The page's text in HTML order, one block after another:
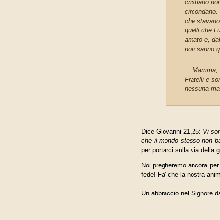
cristiano
circondano.
che
quelli che
amato e,
non sanno
Mamma,
Fratelli e
nessuna
Dice Giovanni 21,25: Vi
che il mondo stesso non
per portarci sulla via della
Noi pregheremo ancora
fede! Fa' che la nostra
Un abbraccio nel